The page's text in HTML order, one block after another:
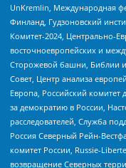
UnKremlin, Международная
Финланд, Гудзоновский
Комитет-2024, Центрально-
восточноевропейских и
Сторожевой башни, Библии и
Совет, Центр анализа
Европа, Российский
за демократию в России,
расследователей, Служба
Россия Северный Рейн-
комитет России, Russie-
возвращение Северных